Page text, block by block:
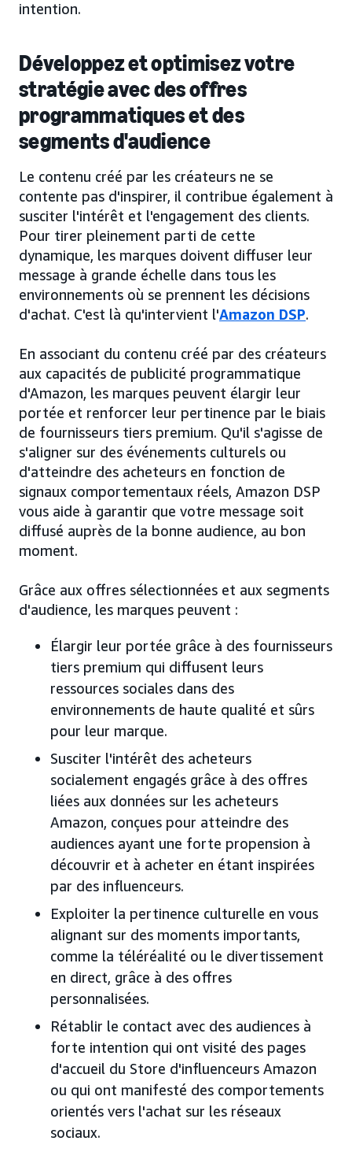
intention.
Développez et optimisez votre
stratégie avec des offres
programmatiques et des
segments d'audience
Le contenu créé par les créateurs ne se
contente pas d'inspirer, il contribue également à
susciter l'intérêt et l'engagement des clients.
Pour tirer pleinement parti de cette
dynamique, les marques doivent diffuser leur
message à grande échelle dans tous les
environnements où se prennent les décisions
d'achat. C'est là qu'intervient l'Amazon DSP.
En associant du contenu créé par des créateurs
aux capacités de publicité programmatique
d'Amazon, les marques peuvent élargir leur
portée et renforcer leur pertinence par le biais
de fournisseurs tiers premium. Qu'il s'agisse de
s'aligner sur des événements culturels ou
d'atteindre des acheteurs en fonction de
signaux comportementaux réels, Amazon DSP
vous aide à garantir que votre message soit
diffusé auprès de la bonne audience, au bon
moment.
Grâce aux offres sélectionnées et aux segments
d'audience, les marques peuvent :
Élargir leur portée grâce à des fournisseurs
tiers premium qui diffusent leurs
ressources sociales dans des
environnements de haute qualité et sûrs
pour leur marque.
Susciter l'intérêt des acheteurs
socialement engagés grâce à des offres
liées aux données sur les acheteurs
Amazon, conçues pour atteindre des
audiences ayant une forte propension à
découvrir et à acheter en étant inspirées
par des influenceurs.
Exploiter la pertinence culturelle en vous
alignant sur des moments importants,
comme la téléréalité ou le divertissement
en direct, grâce à des offres
personnalisées.
Rétablir le contact avec des audiences à
forte intention qui ont visité des pages
d'accueil du Store d'influenceurs Amazon
ou qui ont manifesté des comportements
orientés vers l'achat sur les réseaux
sociaux.